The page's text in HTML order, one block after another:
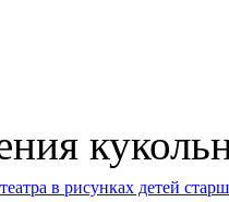
в рисунках детей